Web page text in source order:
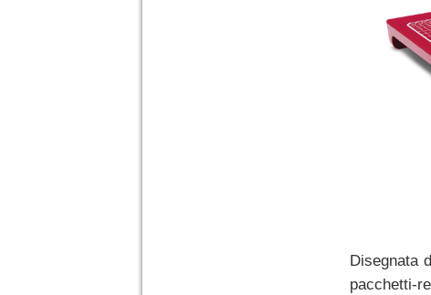
Disegnata
pacchetti-